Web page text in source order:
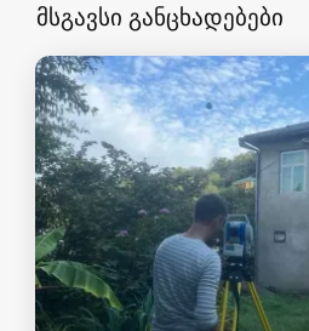
მსგავსი განცხადებები